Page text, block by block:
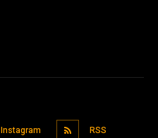
Instagram RSS